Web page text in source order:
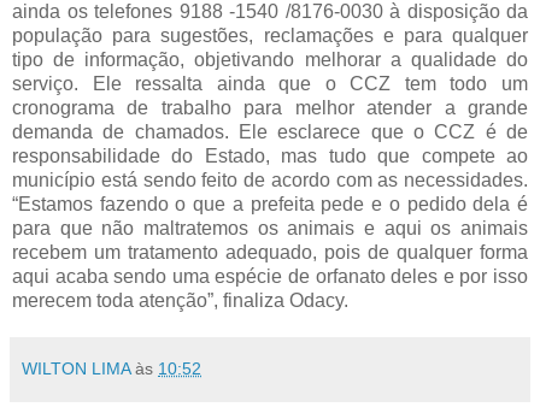
ainda os telefones 9188 -1540 /8176-0030 à disposição da
população para sugestões, reclamações e para qualquer
tipo de informação, objetivando melhorar a qualidade do
serviço. Ele ressalta ainda que o CCZ tem todo um
cronograma de trabalho para melhor atender a grande
demanda de chamados. Ele esclarece que o CCZ é de
responsabilidade do Estado, mas tudo que compete ao
município está sendo feito de acordo com as necessidades.
“Estamos fazendo o que a prefeita pede e o pedido dela é
para que não maltratemos os animais e aqui os animais
recebem um tratamento adequado, pois de qualquer forma
aqui acaba sendo uma espécie de orfanato deles e por isso
merecem toda atenção”, finaliza Odacy.
WILTON LIMA às 10:52